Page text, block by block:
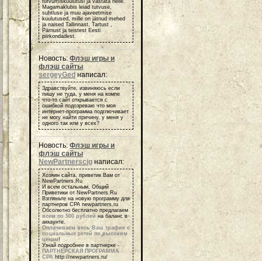
tutvumiskuulutusi ja vastata neile.
Magamaklubis leiad tutvuse,
suhtluse ja muu ajaveetmise
kuulutused, mille on jätnud mehed
ja naised Tallinnast, Tartust ,
Pärnust ja teistest Eesti
piirkondadest.
Новость: Флэш игры и
флэш сайты
sergeyGed написал:
Здравствуйте, извиняюсь если
пишу не туда, у меня на компе
что-то сайт открывается с
ошибкой подозреваю что моя
интернет-программа подглючивает
не могу найти причину, у меня у
одного так или у всех?
Новость: Флэш игры и
флэш сайты
NewPartnerscig написал:
Хозяин сайта, приветик Вам от
NewPartners.Ru
И всем остальным, Общий
Приветики от NewPartners.Ru
Взгляньте на новую программу для
партнеров СРА newpartners.ru
Обсолютно бесплатно предлагаем
всем по 500 рублей на баланс в
аккаунте.
Оплачиваем весь Ваш трафик с
социальных сетей по высоким
ценам!
Узнай подробнее в партнерке -
ПАРТНЕРСКАЯ ПРОГРАММА
СРА http://newpartners.ru/